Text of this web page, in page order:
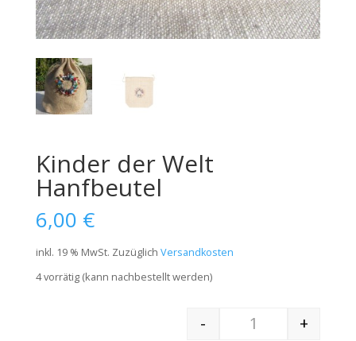
Kinder der Welt
Hanfbeutel
6,00 €
inkl. 19 % MwSt. Zuzüglich Versandkosten
4 vorrätig (kann nachbestellt werden)
Quantity
-
+